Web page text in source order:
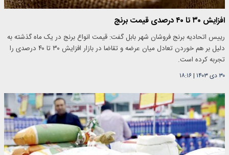
افزایش ۳۰ تا ۴۰ درصدی قیمت برنج
رییس اتحادیه برنج فروشان شهر بابل گفت: قیمت انواع برنج در یک ماه گذشته به
دلیل بر هم خوردن تعادل میان عرضه و تقاضا در بازار افزایش ۳۰ تا ۴۰ درصدی را
تجربه کرده است.
۳۰ دی ۱۴۰۳ |۱۸:۱۶